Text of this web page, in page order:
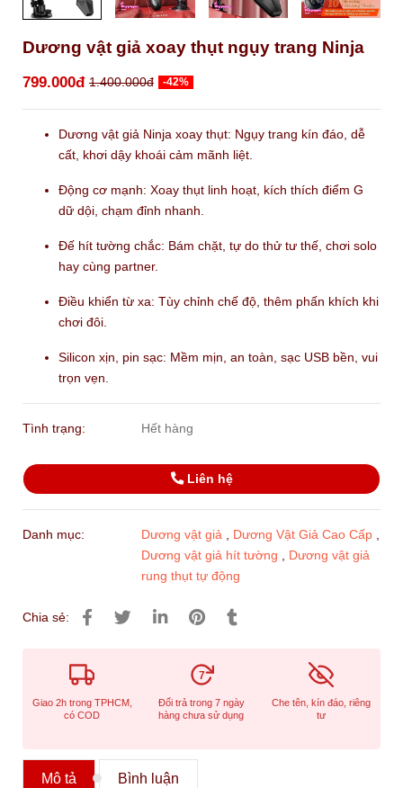
Dương vật giả xoay thụt ngụy trang Ninja
799.000đ 1.400.000đ -42%
Dương vật giả Ninja xoay thụt: Ngụy trang kín đáo, dễ
cất, khơi dậy khoái cảm mãnh liệt.
Động cơ mạnh: Xoay thụt linh hoạt, kích thích điểm G
dữ dội, chạm đỉnh nhanh.
Đế hít tường chắc: Bám chặt, tự do thử tư thế, chơi solo
hay cùng partner.
Điều khiển từ xa: Tùy chỉnh chế độ, thêm phấn khích khi
chơi đôi.
Silicon xịn, pin sạc: Mềm mịn, an toàn, sạc USB bền, vui
trọn vẹn.
Tình trạng: Hết hàng
Liên hệ
Danh mục: Dương vật giả , Dương Vật Giả Cao Cấp ,
Dương vật giả hít tường , Dương vật giả
rung thụt tự động
Chia sẻ:
Giao 2h trong TPHCM,
có COD
7
Đổi trả trong 7 ngày
hàng chưa sử dụng
Che tên, kín đáo, riêng
tư
Mô tả Bình luận